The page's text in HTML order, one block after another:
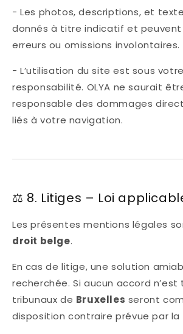
- Les photos, descriptions, et
donnés à titre indicatif et
erreurs ou omissions involontaires.
- L’utilisation du site est sous
responsabilité. OLYA ne saurait
responsable des dommages
liés à votre navigation.
⚖️ 8. Litiges – Loi
Les présentes mentions légales
droit belge.
En cas de litige, une solution
recherchée. Si aucun accord n’est
tribunaux de Bruxelles seront
disposition contraire prévue par la